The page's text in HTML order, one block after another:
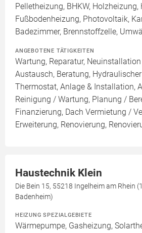
Pelletheizung, BHKW, Holzheizung,
Fußbodenheizung, Photovoltaik,
Badezimmer, Brennstoffzelle,
ANGEBOTENE TÄTIGKEITEN
Wartung, Reparatur,
Austausch, Beratung,
Thermostat, Anlage & Installation,
Reinigung / Wartung, Planung /
Finanzierung, Dach Vermietung /
Erweiterung, Renovierung,
Haustechnik Klein
Die Bein 15, 55218 Ingelheim am Rhein
Badenheim)
HEIZUNG SPEZIALGEBIETE
Wärmepumpe, Gasheizung,